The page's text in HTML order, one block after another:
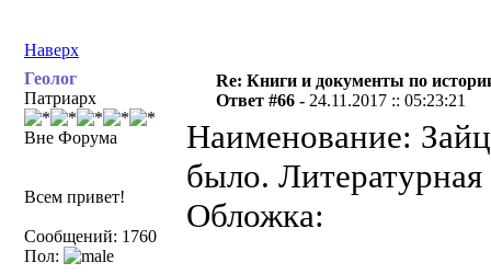
Наверх
Геолог
Патриарх
Вне Форума
Всем привет!
Сообщений: 1760
Пол:
Re: Книги и документы по
Ответ #66 - 24.11.2017 :: 05:23:21
Наименование:
было.
Обложка: